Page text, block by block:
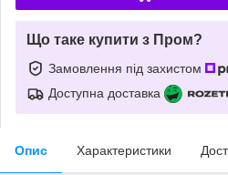
Що таке купити з Пром?
Замовлення під захистом
Доступна доставка
Опис Характеристики